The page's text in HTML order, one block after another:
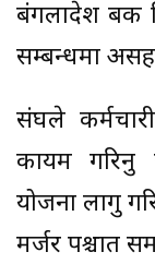
बंगलादेश बैंक
सम्बन्धमा
संघले
कायम गरिनु
योजना लागु
मर्जर पश्चात